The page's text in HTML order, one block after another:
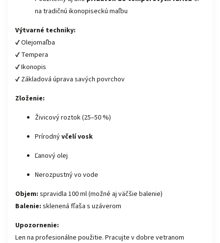
na tradičnú ikonopiseckú maľbu
Výtvarné techniky:
✔ Olejomaľba
✔ Tempera
✔ Ikonopis
✔ Základová úprava savých povrchov
Zloženie:
Živicový roztok (25–50 %)
Prírodnývčelí vosk
Ľanový olej
Nerozpustný vo vode
Objem: spravidla 100 ml (možné aj väčšie balenie)
Balenie: sklenená fľaša s uzáverom
Upozornenie:
Len na profesionálne použitie. Pracujte v dobre vetranom